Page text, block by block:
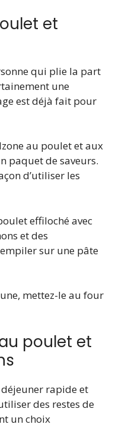
et
qui plie la part
une
est déjà fait pour
au poulet et aux
paquet de saveurs.
d’utiliser les
effiloché avec
et des
sur une pâte
mettez-le au four
poulet et
déjeuner rapide et
des restes de
un choix